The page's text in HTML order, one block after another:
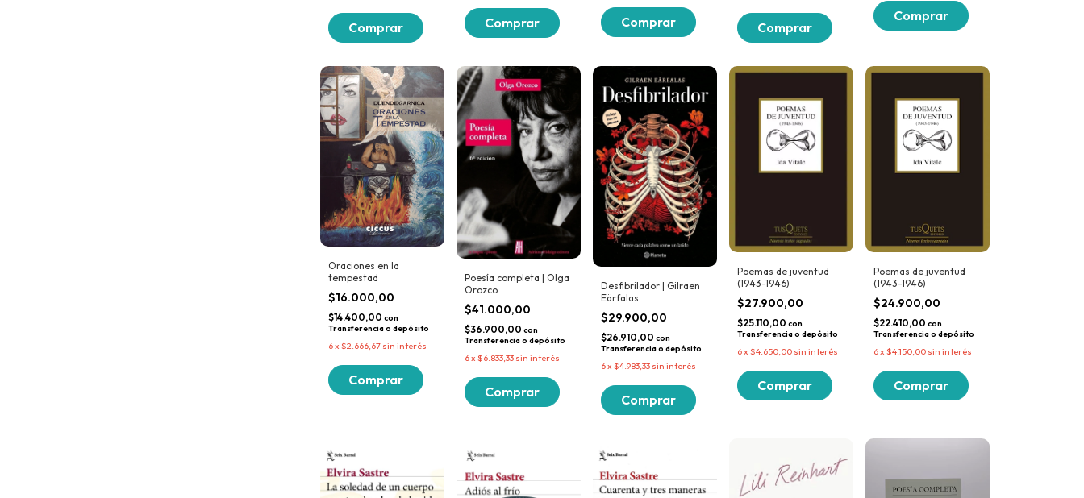
Oraciones en la
tempestad
$16.000,00
$14.400,00 con
Transferencia o depósito
6x $2.666,67 sin interés
Poesía completa | Olga
Orozco
$41.000,00
$36.900,00 con
Transferencia o depósito
6x $6.833,33 sin interés
Desfibrilador | Gilraen
Eärfalas
$29.900,00
$26.910,00 con
Transferencia o depósito
6x $4.983,33 sin interés
Poemas de juventud
(1943-1946)
$27.900,00
$25.110,00 con
Transferencia o depósito
6x $4.650,00 sin interés
Poemas de juventud
(1943-1946)
$24.900,00
$22.410,00 con
Transferencia o depósito
6x $4.150,00 sin interés